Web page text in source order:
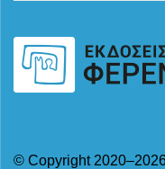
© Copyright 2020–2026